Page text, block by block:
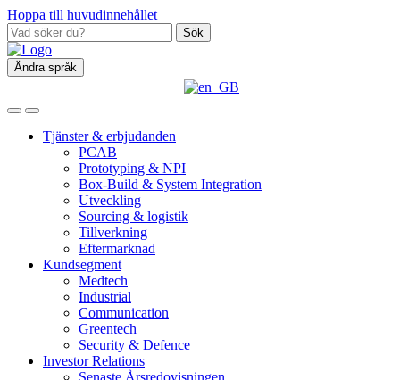
Hoppa till huvudinnehållet
Sök
Ändra språk
Tjänster & erbjudanden
PCAB
Prototyping & NPI
Box‑Build & System Integration
Utveckling
Sourcing & logistik
Tillverkning
Eftermarknad
Kundsegment
Medtech
Industrial
Communication
Greentech
Security & Defence
Investor Relations
Senaste Årsredovisningen